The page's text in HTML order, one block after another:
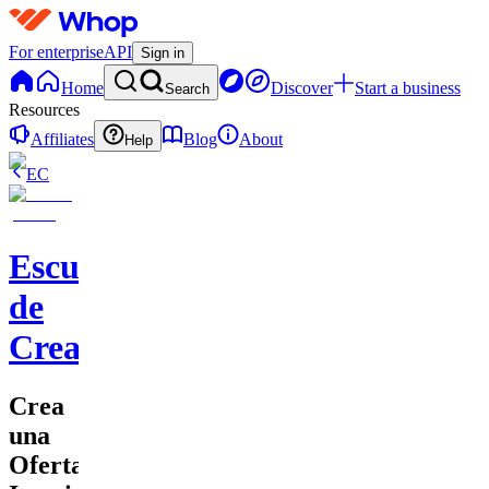
For enterpriseAPI Sign in
Home Search Discover
Start a business
Resources
Affiliates
Help Blog
About
EC
Escuela
de
Creadores
Crea
una
Oferta